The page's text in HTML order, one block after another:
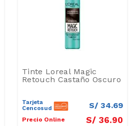
Tinte Loreal Magic
Retouch Castaño Oscuro
Tarjeta
Cencosud
S/ 34.69
Precio Online S/ 36.90